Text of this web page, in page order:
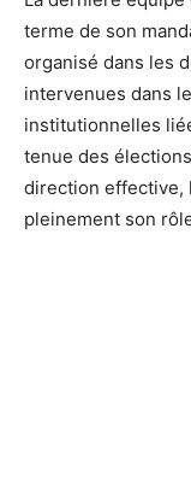
terme de son
organisé dans les
intervenues dans
institutionnelles
tenue des
direction effective,
pleinement son